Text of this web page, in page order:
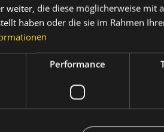
Ortstaxe pro Person (ab 14
weiter, die diese möglicherweise
haben oder die sie im Rahmen
Performance